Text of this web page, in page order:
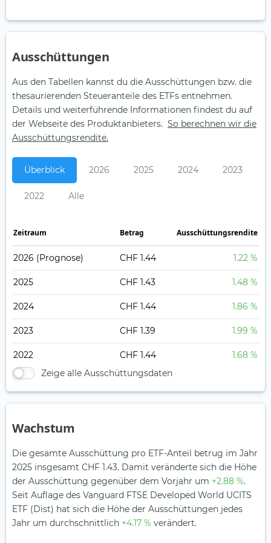
Aus­schüt­tungen
Aus den Tabellen kannst du die Ausschüttungen bzw. die
thesaurierenden Steueranteile des ETFs entnehmen.
Details und weiterführende Informationen findest du auf
der Webseite des Produktanbieters. So berechnen wir die
Ausschüttungsrendite.
Überblick 2026 2025 2024 2023
2022 Alle
Zeitraum Betrag Ausschüttungsrendite
2026 (Prognose) CHF 1.44 1.22 %
2025 CHF 1.43 1.48 %
2024 CHF 1.44 1.86 %
2023 CHF 1.39 1.99 %
2022 CHF 1.44
1.68 %
Zeige alle Ausschüttungsdaten
Wachstum
Die gesamte Ausschüttung pro ETF-Anteil betrug im Jahr
2025 insgesamt CHF 1.43. Damit veränderte sich die Höhe
der Ausschüttung gegenüber dem Vorjahr um +2.88 %.
Seit Auflage des Vanguard FTSE Developed World UCITS
ETF (Dist) hat sich die Höhe der Ausschüttungen jedes
Jahr um durchschnittlich +4.17 % verändert.